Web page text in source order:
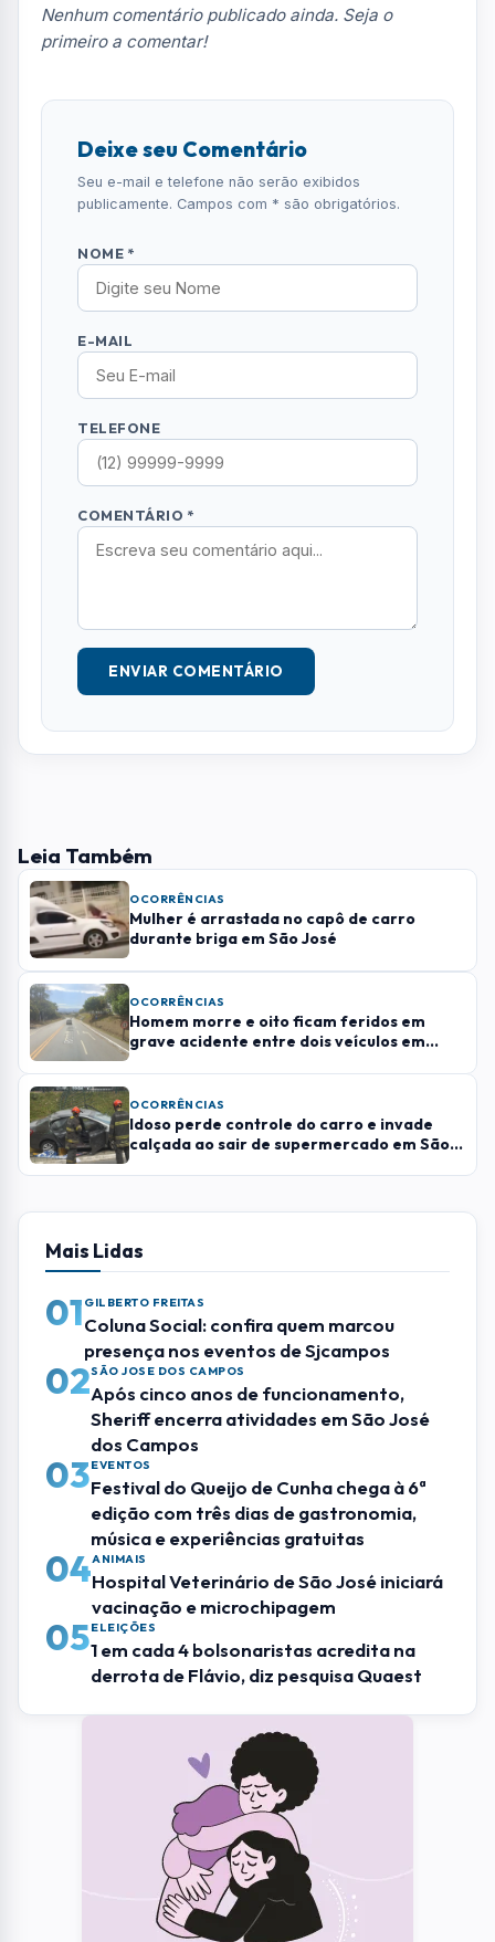
COMENTÁRIO *
ENVIAR COMENTÁRIO
Leia Também
Mulher é arrastada no capô de carro
Homem morre e oito ficam feridos em
grave acidente entre dois veículos em
Cunha
Mais Lidas
01GILBERTO FREITAS
Coluna Social: confira quem marcou
presença nos eventos de Sjcampos
02SÃO JOSE DOS CAMPOS
Após cinco anos de funcionamento,
Sheriff encerra atividades em São José
dos Campos
03EVENTOS
Festival do Queijo de Cunha chega à 6ª
edição com três dias de gastronomia,
música e experiências gratuitas
04
vacinação e microchipagem
05ELEIÇÕES
derrota de Flávio, diz pesquisa Quaest